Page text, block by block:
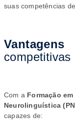
suas competências
Vantagens
competitivas
Com a Formação
Neurolinguística
capazes de: